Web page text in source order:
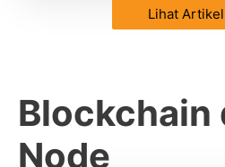
Lihat
Blockchain
Node